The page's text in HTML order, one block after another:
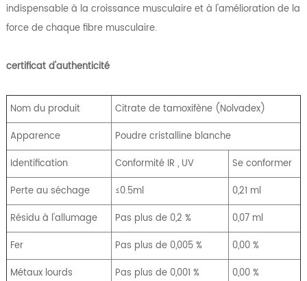
indispensable à la croissance musculaire et à l'amélioration de la
force de chaque fibre musculaire.
certificat d'authenticité
Nom du produit
Citrate de tamoxifène (Nolvadex)
Apparence
Poudre cristalline blanche
Identification
Conformité IR , UV
Se conformer
Perte au séchage
≤0.5ml
0,21 ml
Résidu à l'allumage
Pas plus de 0,2 %
0,07 ml
Fer
Pas plus de 0,005 %
0,00 %
Métaux lourds
Pas plus de 0,001 % 0,00 %